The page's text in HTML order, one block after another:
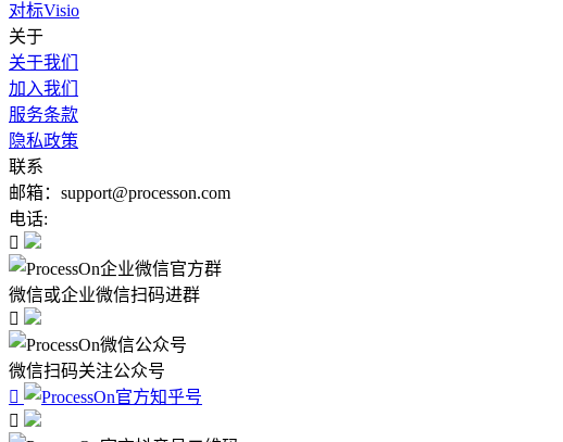
对标Visio
关于
关于我们
加入我们
服务条款
隐私政策
联系
邮箱：support@processon.com
电话:

微信或企业微信扫码进群

微信扫码关注公众号

